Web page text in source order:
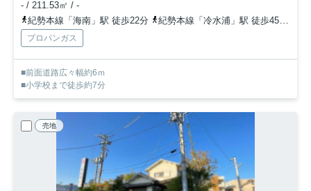
- / 211.53㎡ / -
紀勢本線「海南」駅 徒歩22分
紀勢本線「冷水浦」駅 徒歩45分
プロパンガス
■前面道路広々幅約6ｍ
■小学校まで徒歩約7分
売地